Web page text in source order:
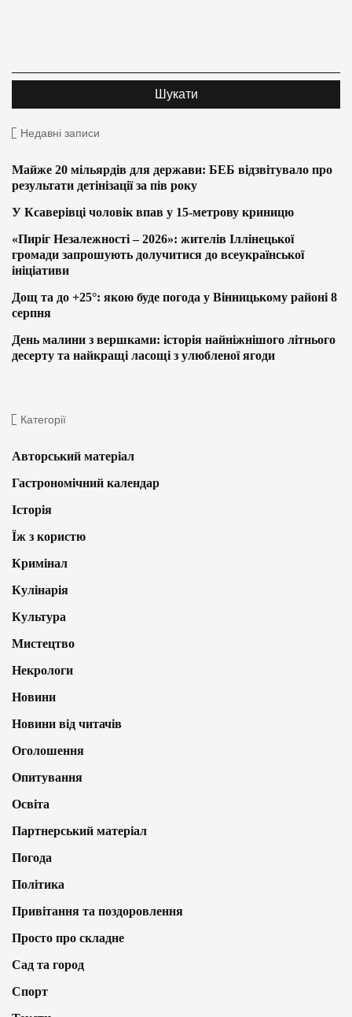
Недавні записи
Майже 20 мільярдів для держави: БЕБ відзвітувало про
результати детінізації за пів року
У Ксаверівці чоловік впав у 15-метрову криницю
«Пиріг Незалежності – 2026»: жителів Іллінецької
громади запрошують долучитися до всеукраїнської
ініціативи
Дощ та до +25°: якою буде погода у Вінницькому районі 8
серпня
День малини з вершками: історія найніжнішого літнього
десерту та найкращі ласощі з улюбленої ягоди
Категорії
Авторський матеріал
Гастрономічний календар
Історія
Їж з користю
Кримінал
Кулінарія
Культура
Мистецтво
Некрологи
Новини
Новини від читачів
Оголошення
Опитування
Освіта
Партнерський матеріал
Погода
Політика
Привітання та поздоровлення
Просто про складне
Сад та город
Спорт